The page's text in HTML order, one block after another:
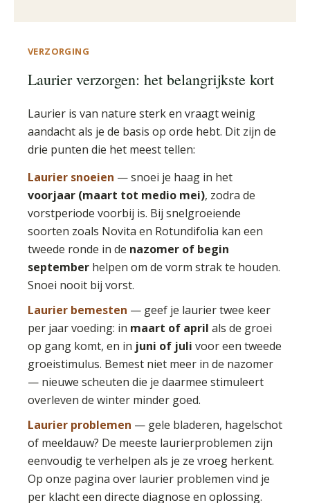
VERZORGING
Laurier verzorgen: het belangrijkste kort
Laurier is van nature sterk en vraagt weinig
aandacht als je de basis op orde hebt. Dit zijn de
drie punten die het meest tellen:
Laurier snoeien — snoei je haag in het
voorjaar (maart tot medio mei), zodra de
vorstperiode voorbij is. Bij snelgroeiende
soorten zoals Novita en Rotundifolia kan een
tweede ronde in de nazomer of begin
september helpen om de vorm strak te houden.
Snoei nooit bij vorst.
Laurier bemesten — geef je laurier twee keer
per jaar voeding: in maart of april als de groei
op gang komt, en in juni of juli voor een tweede
groeistimulus. Bemest niet meer in de nazomer
— nieuwe scheuten die je daarmee stimuleert
overleven de winter minder goed.
Laurier problemen — gele bladeren, hagelschot
of meeldauw? De meeste laurierproblemen zijn
eenvoudig te verhelpen als je ze vroeg herkent.
Op onze pagina over laurier problemen vind je
per klacht een directe diagnose en oplossing.